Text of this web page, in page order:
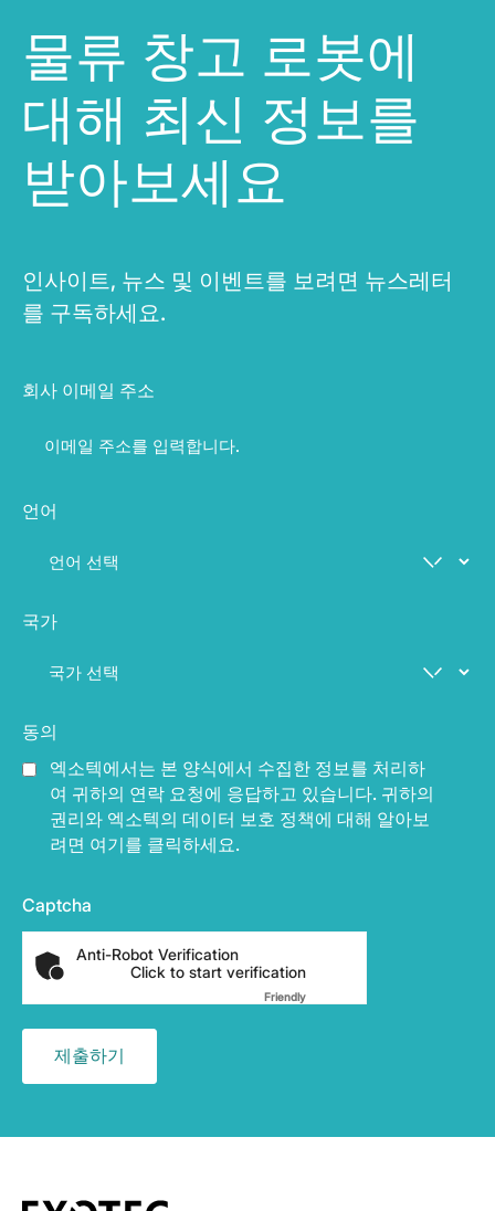
물류 창고 로봇에
대해 최신 정보를
받아보세요
인사이트, 뉴스 및 이벤트를 보려면 뉴스레터
를 구독하세요.
회사 이메일 주소
언어
국가
동의
엑소텍에서는 본 양식에서 수집한 정보를 처리하
여 귀하의 연락 요청에 응답하고 있습니다. 귀하의
권리와 엑소텍의 데이터 보호 정책에 대해 알아보
려면 여기를 클릭하세요.
Captcha
Anti-Robot Verification
Click to start verification
FriendlyCaptcha ⇗